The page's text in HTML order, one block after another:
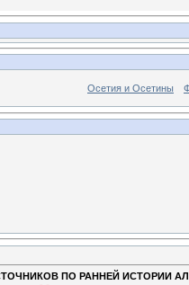
Осетия и Осетины
ПО РАННЕЙ ИСТОРИИ